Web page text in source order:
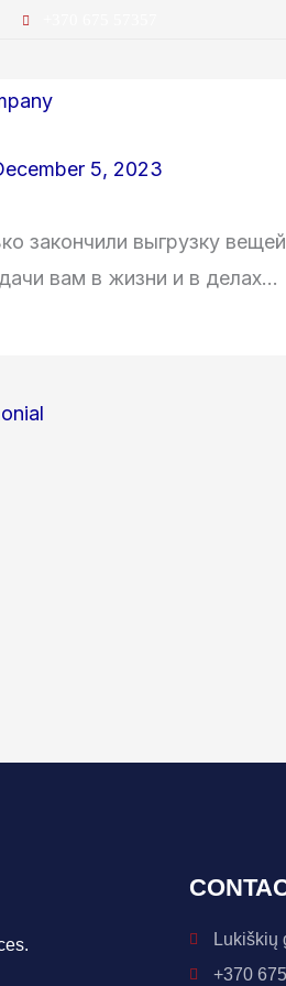
5, 2023
закончили выгрузку
вам в жизни и в делах…
Lukiškių
+370